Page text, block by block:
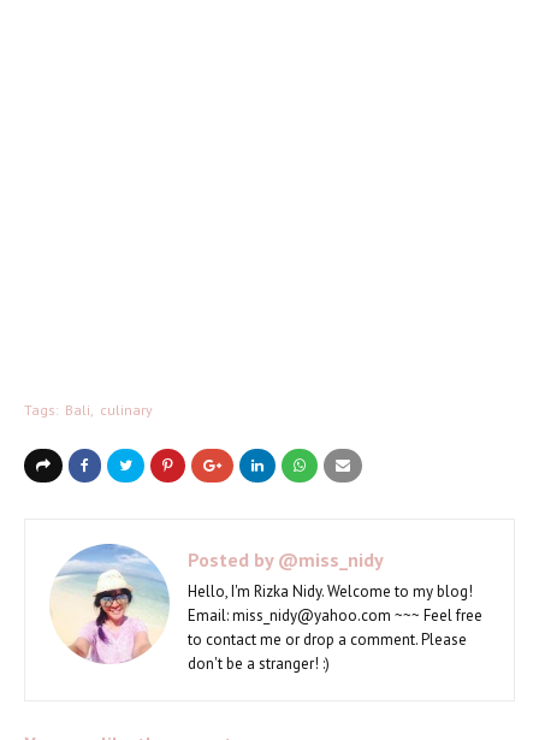
Tags: Bali culinary
Posted by@miss_nidy
Hello, I'm Rizka Nidy. Welcome to my blog!
Email: miss_nidy@yahoo.com ~~~ Feel free
to contact me or drop a comment. Please
don't be a stranger! :)